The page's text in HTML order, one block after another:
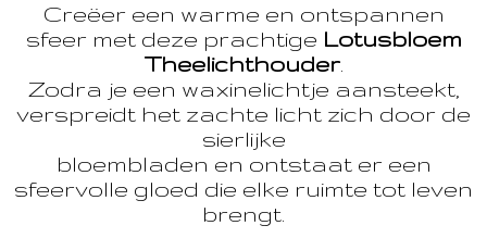
Creëer een warme en ontspannen
sfeer met deze prachtige Lotusbloem
Theelichthouder.
Zodra je een waxinelichtje aansteekt,
verspreidt het zachte licht zich door de
sierlijke
bloembladen en ontstaat er een
sfeervolle gloed die elke ruimte tot leven
brengt.